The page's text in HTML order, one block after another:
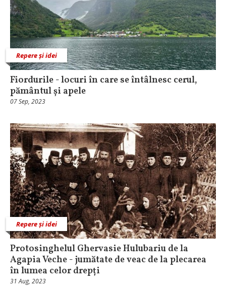
Repere și idei
Fiordurile - locuri în care se întâlnesc cerul,
pământul și apele
07 Sep, 2023
Repere și idei
Protosinghelul Ghervasie Hulubariu de la
Agapia Veche - jumătate de veac de la plecarea
în lumea celor drepți
31 Aug, 2023